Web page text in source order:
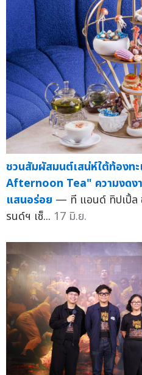
ชวนสัมผัสมนต์เสน่ห์ใต้ท้องท
Afternoon Tea" ความงดง
แสนอร่อย — ที แอนด์ ทิปเปิ้ล
รนด์ฯ เซ็... 17 มิ.ย.